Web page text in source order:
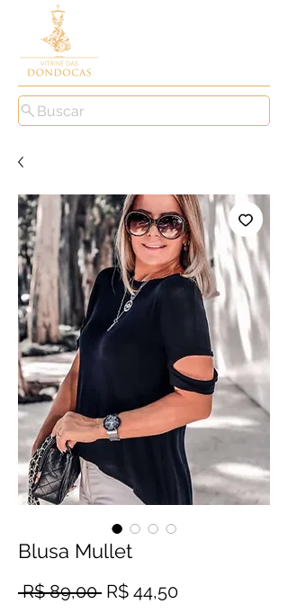
Buscar
Blusa Mullet
R$ 89,00 Preço normal
R$ 44,50Preço